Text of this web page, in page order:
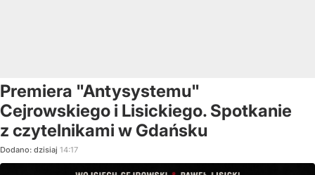
Premiera "Antysystemu"
Cejrowskiego i Lisickiego. Spotkanie
z czytelnikami w Gdańsku
Dodano: dzisiaj 14:17